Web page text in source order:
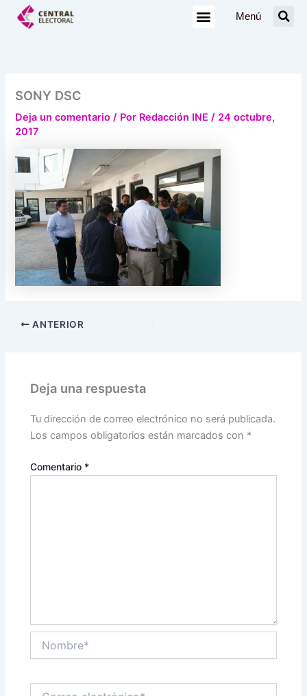
Menú
SONY DSC
Deja un comentario / Por Redacción INE/ 24 octubre,
2017
ANTERIOR
Deja una respuesta
Tu dirección de correo electrónico no será publicada.
Los campos obligatorios están marcados con *
Comentario *